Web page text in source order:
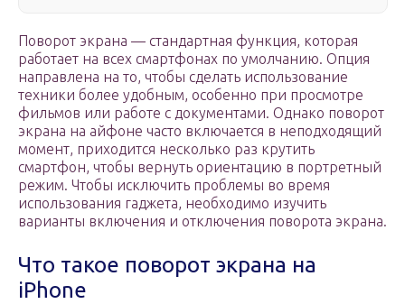
Поворот экрана — стандартная функция, которая
работает на всех смартфонах по умолчанию. Опция
направлена на то, чтобы сделать использование
техники более удобным, особенно при просмотре
фильмов или работе с документами. Однако поворот
экрана на айфоне часто включается в неподходящий
момент, приходится несколько раз крутить
смартфон, чтобы вернуть ориентацию в портретный
режим. Чтобы исключить проблемы во время
использования гаджета, необходимо изучить
варианты включения и отключения поворота экрана.
Что такое поворот экрана на
iPhone